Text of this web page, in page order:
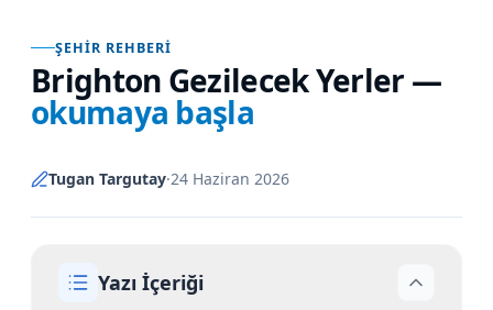
ŞEHIR REHBERI
Brighton Gezilecek Yerler —
okumaya başla
Tugan Targutay·24 Haziran 2026
Yazı İçeriği